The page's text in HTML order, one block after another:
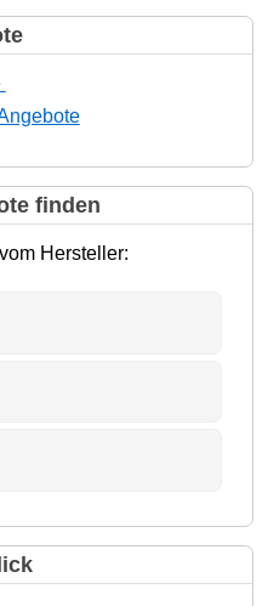
finden
Hersteller: